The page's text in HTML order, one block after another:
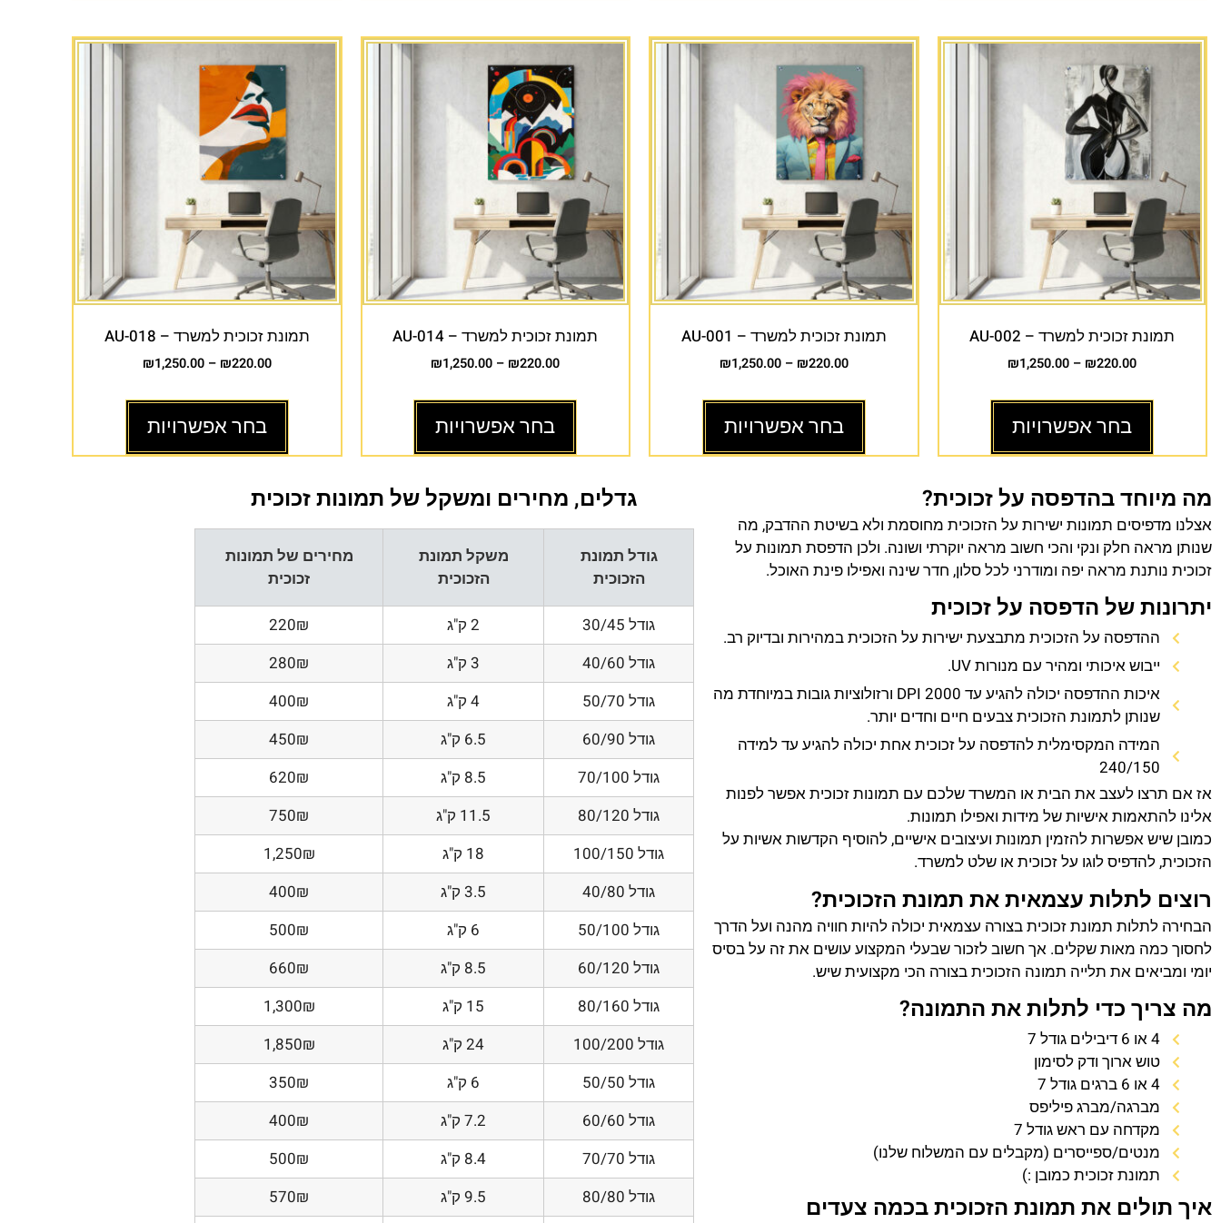
תמונת זכוכית למשרד – AU-002
₪220.00
–
₪1,250.00
בחר אפשרויות
תמונת זכוכית למשרד – AU-001
₪220.00
–
₪1,250.00
בחר אפשרויות
תמונת זכוכית למשרד – AU-014
₪220.00
–
₪1,250.00
בחר אפשרויות
תמונת זכוכית למשרד – AU-018
₪220.00
–
₪1,250.00
בחר אפשרויות
מה מיוחד בהדפסה על זכוכית?
אצלנו מדפיסים תמונות ישירות על הזכוכית מחוסמת ולא בשיטת ההדבק, מה
שנותן מראה חלק ונקי והכי חשוב מראה יוקרתי ושונה. ולכן הדפסת תמונות על
זכוכית נותנת מראה יפה ומודרני לכל סלון, חדר שינה ואפילו פינת האוכל.
יתרונות של הדפסה על זכוכית
ההדפסה על הזכוכית מתבצעת ישירות על הזכוכית במהירות ובדיוק רב.
ייבוש איכותי ומהיר עם מנורות UV.
איכות ההדפסה יכולה להגיע עד 2000 DPI ורזולוציות גובות במיוחדת מה
שנותן לתמונת הזכוכית צבעים חיים וחדים יותר.
המידה המקסימלית להדפסה על זכוכית אחת יכולה להגיע עד למידה
240/150
אז אם תרצו לעצב את הבית או המשרד שלכם עם תמונות זכוכית אפשר לפנות
אלינו להתאמות אישיות של מידות ואפילו תמונות.
כמובן שיש אפשרות להזמין תמונות ועיצובים אישיים, להוסיף הקדשות אשיות על
הזכוכית, להדפיס לוגו על זכוכית או שלט למשרד.
רוצים לתלות עצמאית את תמונת הזכוכית?
הבחירה לתלות תמונת זכוכית בצורה עצמאית יכולה להיות חוויה מהנה ועל הדרך
לחסוך כמה מאות שקלים. אך חשוב לזכור שבעלי המקצוע עושים את זה על בסיס
יומי ומביאים את תלייה תמונה הזכוכית בצורה הכי מקצועית שיש.
מה צריך כדי לתלות את התמונה?
4 או 6 דיבילים גודל 7
טוש ארוך ודק לסימון
4 או 6 ברגים גודל 7
מברגה/מברג פיליפס
מקדחה עם ראש גודל 7
מנטים/ספייסרים (מקבלים עם המשלוח שלנו)
תמונת זכוכית כמובן :)
איך תולים את תמונת הזכוכית בכמה צעדים
גדלים, מחירים ומשקל של תמונות זכוכית
גודל תמונת
הזכוכית
משקל תמונת
הזכוכית
מחירים של תמונות
זכוכית
גודל 30/45 2 ק"ג
220₪
גודל 40/60
3 ק"ג
280₪
גודל 50/70
4 ק"ג
400₪
גודל 60/90
6.5 ק"ג
450₪
גודל 70/100
8.5 ק"ג
620₪
גודל 80/120
11.5 ק"ג
750₪
גודל 100/150
18 ק"ג
1,250₪
גודל 40/80
3.5 ק"ג
400₪
גודל 50/100
6 ק"ג
500₪
גודל 60/120
8.5 ק"ג
660₪
גודל 80/160
15 ק"ג
1,300₪
גודל 100/200
24 ק"ג
1,850₪
גודל 50/50
6 ק"ג
350₪
גודל 60/60
7.2 ק"ג
400₪
גודל 70/70
8.4 ק"ג
500₪
גודל 80/80
9.5 ק"ג 570₪